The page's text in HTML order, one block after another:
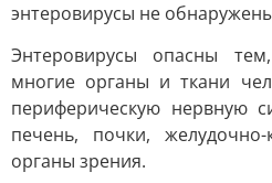
энтеровирусы не
Энтеровирусы опасны
многие органы и ткани
периферическую нервную
печень, почки,
органы зрения.